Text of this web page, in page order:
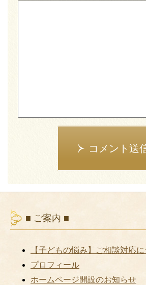
コメント送
■ ご案内 ■
【子どもの悩み】ご相談対応
プロフィール
ホームページ開設のお知らせ